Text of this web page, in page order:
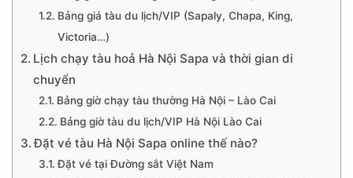
Bảng giá tàu du lịch/VIP (Sapaly, Chapa, King,
Victoria…)
Lịch chạy tàu hoả Hà Nội Sapa và thời gian di
chuyển
Bảng giờ chạy tàu thường Hà Nội – Lào Cai
Bảng giờ tàu du lịch/VIP Hà Nội Lào Cai
Đặt vé tàu Hà Nội Sapa online thế nào?
Đặt vé tại Đường sắt Việt Nam